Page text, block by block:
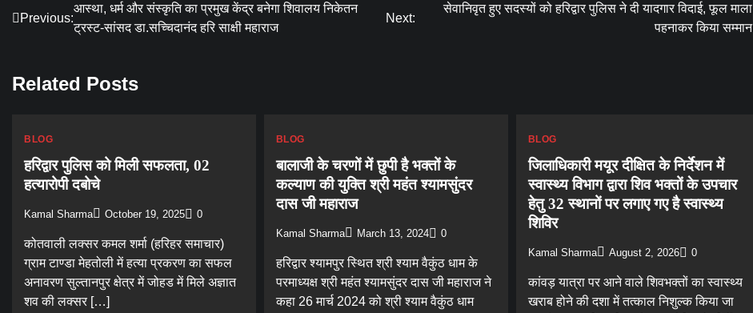
Post
navigation
Previous:
आस्था, धर्म और संस्कृति का प्रमुख केंद्र बनेगा शिवालय निकेतन
ट्रस्ट-सांसद डा.सच्चिदानंद हरि साक्षी महाराज
Next:
सेवानिवृत हुए सदस्यों को हरिद्वार पुलिस ने दी यादगार विदाई, फूल माला
पहनाकर किया सम्मान
Related Posts
BLOG
हरिद्वार पुलिस को मिली सफलता, 02
हत्यारोपी दबोचे
Kamal Sharma October 19, 2025 0
कोतवाली लक्सर कमल शर्मा (हरिहर समाचार)
ग्राम टाण्डा मेहतोली में हत्या प्रकरण का सफल
अनावरण सुल्तानपुर क्षेत्र में जोहड में मिले अज्ञात
शव की लक्सर […]
BLOG
बालाजी के चरणों में छुपी है भक्तों के
कल्याण की युक्ति श्री महंत श्यामसुंदर
दास जी महाराज
Kamal Sharma March 13, 2024 0
हरिद्वार श्यामपुर स्थित श्री श्याम वैकुंठ धाम के
परमाध्यक्ष श्री महंत श्यामसुंदर दास जी महाराज ने
कहा 26 मार्च 2024 को श्री श्याम वैकुंठ धाम
BLOG
जिलाधिकारी मयूर दीक्षित के निर्देशन में
स्वास्थ्य विभाग द्वारा शिव भक्तों के उपचार
हेतु 32 स्थानों पर लगाए गए है स्वास्थ्य
शिविर
Kamal Sharma August 2, 2026 0
कांवड़ यात्रा पर आने वाले शिवभक्तों का स्वास्थ्य
खराब होने की दशा में तत्काल निशुल्क किया जा